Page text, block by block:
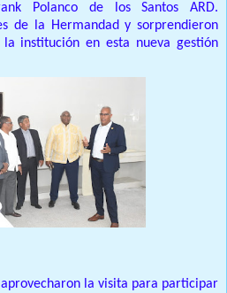
Polanco de los Santos ARD.
de la Hermandad y sorprendieron
institución en esta nueva gestión
la visita para participar